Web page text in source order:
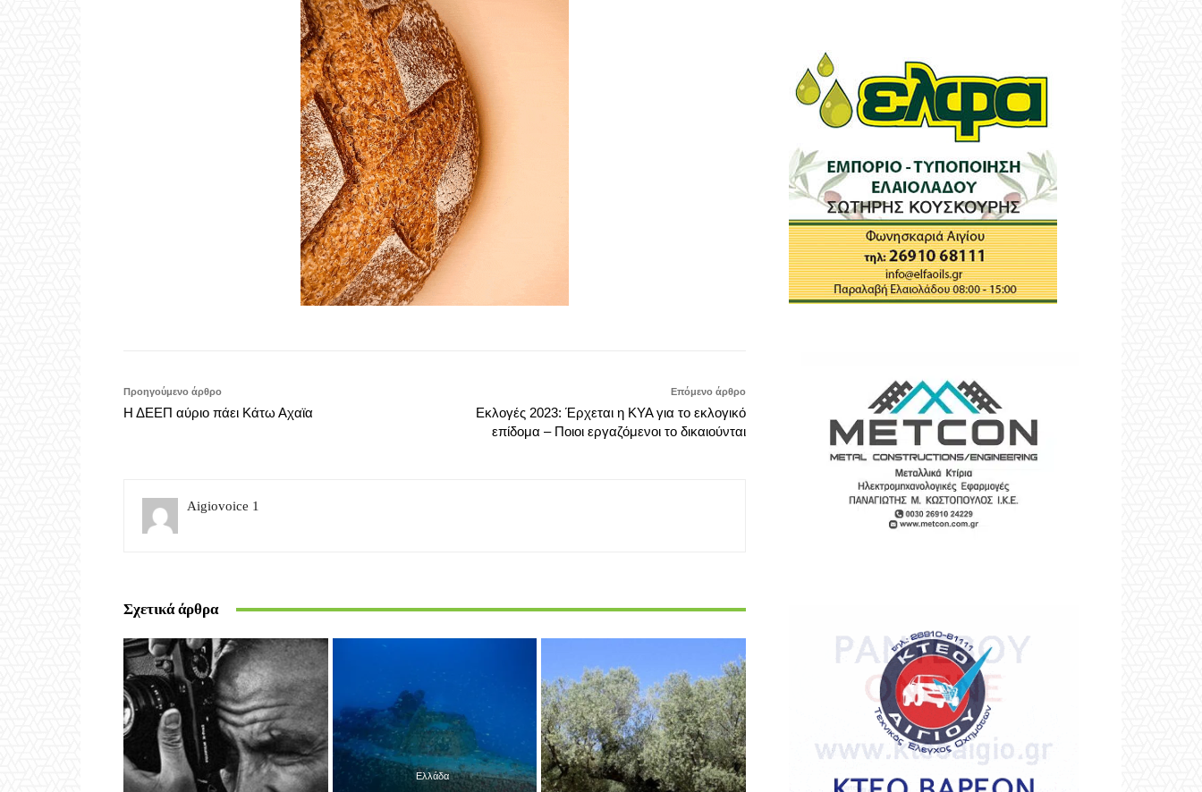
Η ΔΕΕΠ αύριο πάει Κάτω Αχαϊα
επίδομα – Ποιοι εργαζόμενοι το δικαιούνται
Αίγιο - Αχαΐα
Μεσολόγγι: Έκθεση
Φωτογραφίας του Νίκου
Αλιάγα στο Μουσείο Άλατος
γερμανικό ναυάγιο του Β’
Παγκοσμίου Πολέμου, 83
χρόνια μετά τη βύθισή του –
ΦΩΤΟ
Αγροτικά
ΑΙΓΙΟ: Ανακοίνωση ΕΛΓΑ
πορισμάτων επανεκτίμησης
ζημιών σε ελαιώνες